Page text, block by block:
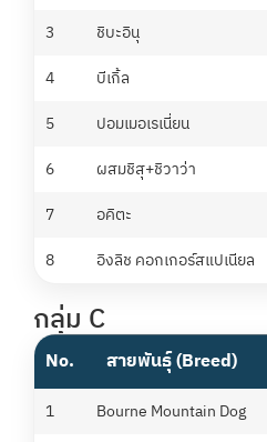
3
ชิบะอินุ
4
บีเกิ้ล
5
ปอมเมอเรเนี่ยน
6
ผสมชิสุ+ชิวาว่า
7
อคิตะ
8
อิงลิช คอกเกอร์สแปเนียล
กลุ่ม C
No. สายพันธุ์ (Breed)
1 Bourne Mountain Dog